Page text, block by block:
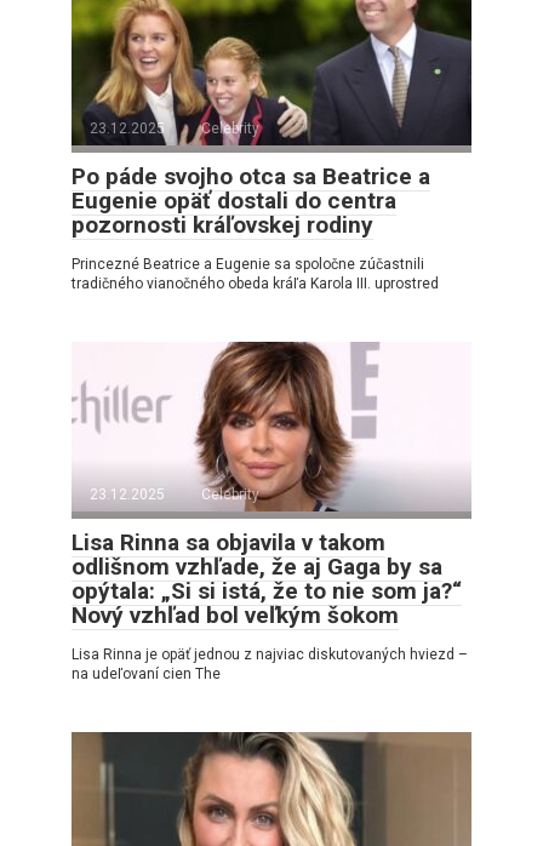
23.12.2025 Celebrity
Po páde svojho otca sa Beatrice a
Eugenie opäť dostali do centra
pozornosti kráľovskej rodiny
Princezné Beatrice a Eugenie sa spoločne zúčastnili
tradičného vianočného obeda kráľa Karola III. uprostred
23.12.2025 Celebrity
Lisa Rinna sa objavila v takom
odlišnom vzhľade, že aj Gaga by sa
opýtala: „Si si istá, že to nie som ja?“
Nový vzhľad bol veľkým šokom
Lisa Rinna je opäť jednou z najviac diskutovaných hviezd –
na udeľovaní cien The